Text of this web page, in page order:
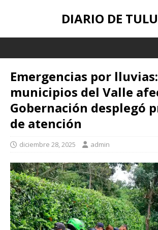
DIARIO DE
Emergencias por
municipios del Valle
Gobernación desplegó
de atención
diciembre 28, 2025 admin